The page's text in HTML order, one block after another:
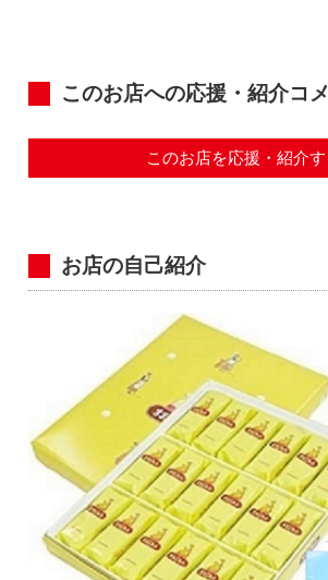
このお店への応援・紹介コ
このお店を応援・紹介す
お店の自己紹介